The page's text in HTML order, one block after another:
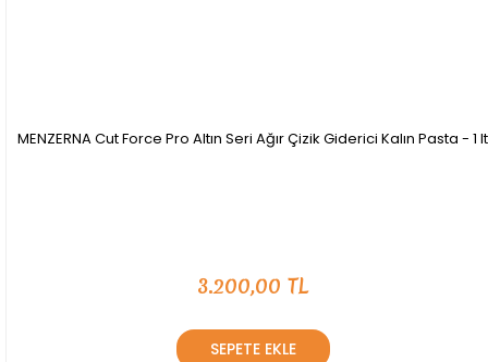
MENZERNA Cut Force Pro Altın Seri Ağır Çizik Giderici Kalın Pasta - 1 lt
3.200,00 TL
SEPETE EKLE